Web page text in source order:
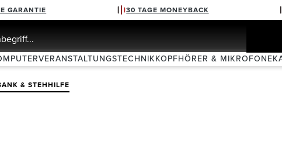
GARANTIE 30 TAGE MONEYBACK
VERANSTALTUNGSTECHNIKKOPFHÖRER & MIKROFONE
& STEHHILFE